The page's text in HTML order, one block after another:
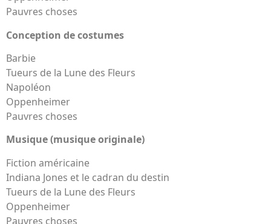
Pauvres choses
Conception de costumes
Barbie
Tueurs de la Lune des Fleurs
Napoléon
Oppenheimer
Pauvres choses
Musique (musique originale)
Fiction américaine
Indiana Jones et le cadran du destin
Tueurs de la Lune des Fleurs
Oppenheimer
Pauvres choses